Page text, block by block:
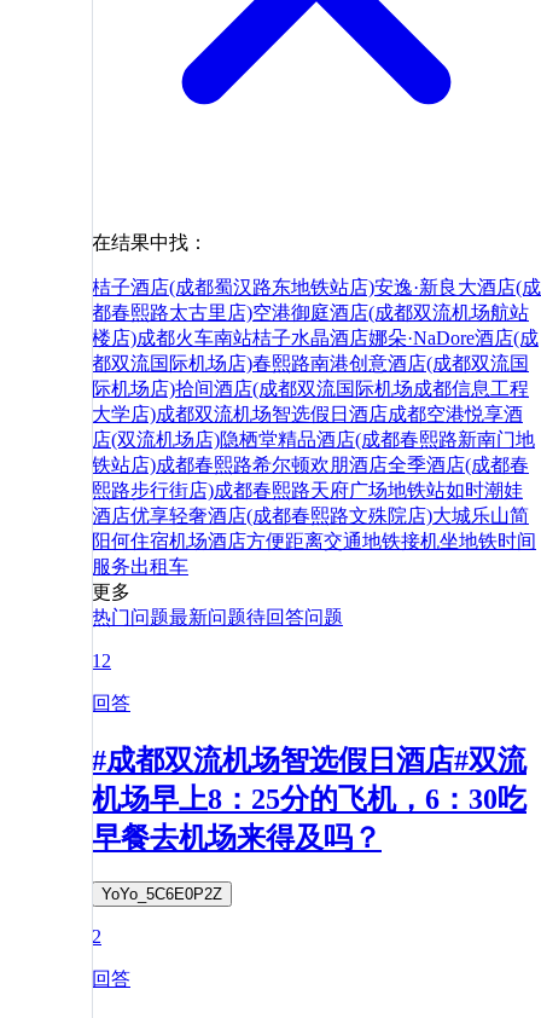
在结果中找：
桔子酒店(成都蜀汉路东地铁站店)安逸·新良大酒店(成
都春熙路太古里店)空港御庭酒店(成都双流机场航站
楼店)成都火车南站桔子水晶酒店娜朵·NaDore酒店(成
都双流国际机场店)春熙路南港创意酒店(成都双流国
际机场店)拾间酒店(成都双流国际机场成都信息工程
大学店)成都双流机场智选假日酒店成都空港悦享酒
店(双流机场店)隐栖堂精品酒店(成都春熙路新南门地
铁站店)成都春熙路希尔顿欢朋酒店全季酒店(成都春
熙路步行街店)成都春熙路天府广场地铁站如时潮娃
酒店优享轻奢酒店(成都春熙路文殊院店)大城乐山简
阳何住宿机场酒店方便距离交通地铁接机坐地铁时间
服务出租车
更多
热门问题最新问题待回答问题
12
回答
#成都双流机场智选假日酒店#双流
机场早上8：25分的飞机，6：30吃
早餐去机场来得及吗？
YoYo_5C6E0P2Z
2
回答